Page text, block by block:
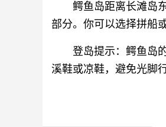
鳄鱼岛距离长滩岛
部分。你可以选择拼船
登岛提示：鳄鱼岛
溪鞋或凉鞋，避免光脚